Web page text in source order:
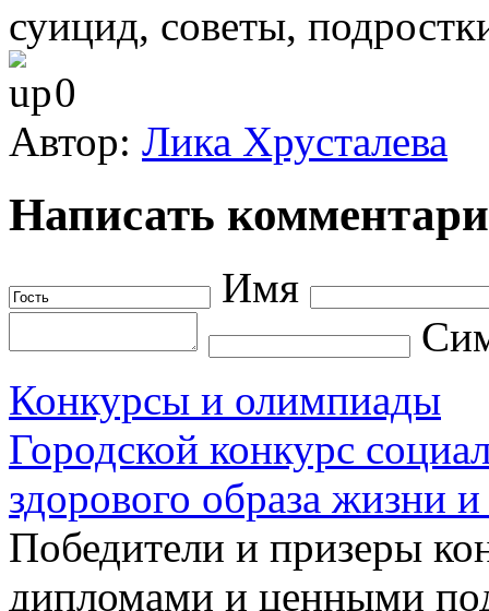
суицид, советы,
0
Автор: Лика Хрусталева
Написать
Имя
Конкурсы и олимпиады
Городской конкурс
здорового образа жизни
Победители и призеры
дипломами и ценными